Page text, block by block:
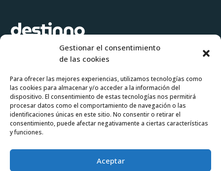
Gestionar el consentimiento
de las cookies
Para ofrecer las mejores experiencias, utilizamos tecnologías como
las cookies para almacenar y/o acceder a la información del
dispositivo. El consentimiento de estas tecnologías nos permitirá
procesar datos como el comportamiento de navegación o las
identificaciones únicas en este sitio. No consentir o retirar el
consentimiento, puede afectar negativamente a ciertas características
y funciones.
Aceptar
Software para crear propuestas de viaje e itinerarios a medida de
forma ágil y flexible.
Pruébalo gratis Pide tu demo
Login operadores